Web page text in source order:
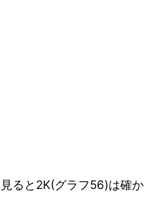
ると2K(グラフ56)は確か